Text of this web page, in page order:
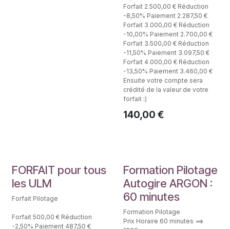
Forfait 2.500,00 € Réduction
-8,50% Paiement 2.287,50 €
Forfait 3.000,00 € Réduction
-10,00% Paiement 2.700,00 €
Forfait 3.500,00 € Réduction
-11,50% Paiement 3.097,50 €
Forfait 4.000,00 € Réduction
-13,50% Paiement 3.460,00 €
Ensuite votre compte sera
crédité de la valeur de votre
forfait :)
140,00 €
Forfaits Formation
FORFAIT pour tous
les ULM
Forfait Pilotage
Forfait 500,00 € Réduction
-2,50% Paiement 487,50 €
Fomation Pilote
Formation Pilotage
Autogire ARGON :
60 minutes
Formation Pilotage
Prix Horaire 60 minutes ==>